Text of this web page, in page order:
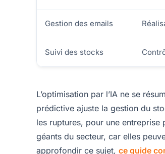
Gestion des emails
Suivi des stocks
L’optimisation par l’IA ne se
prédictive ajuste la gestion du
les ruptures, pour une entreprise
géants du secteur, car elles
approfondir ce sujet, ce guide